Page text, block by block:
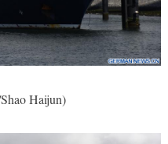
Haijun)